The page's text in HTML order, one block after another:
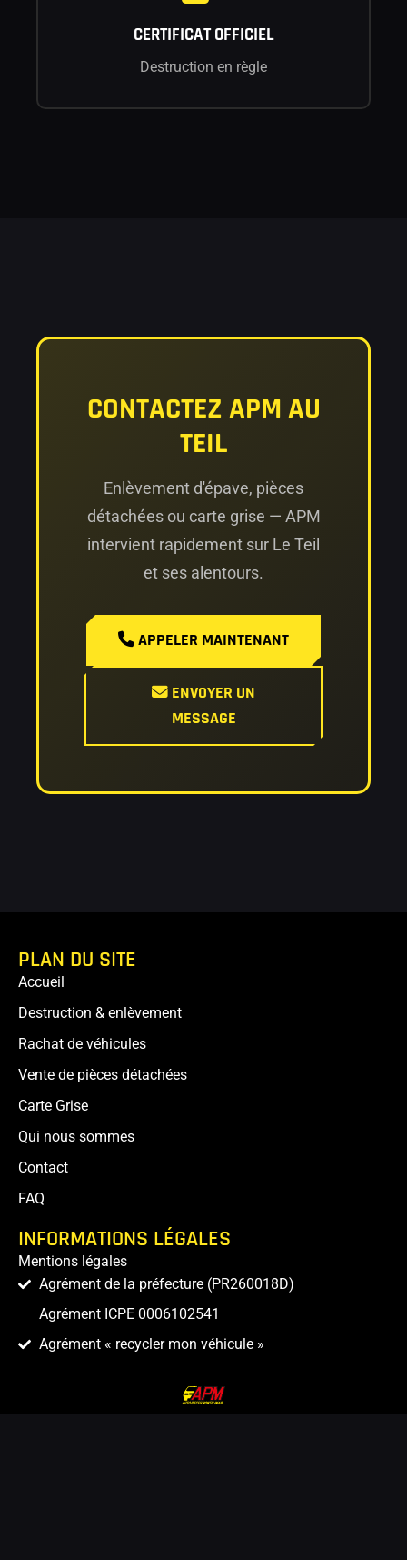
CERTIFICAT OFFICIEL
Destruction en règle
CONTACTEZ APM AU
TEIL
Enlèvement d'épave, pièces
détachées ou carte grise — APM
intervient rapidement sur Le Teil
et ses alentours.
APPELER MAINTENANT
ENVOYER UN
MESSAGE
PLAN DU SITE
Accueil
Destruction & enlèvement
Rachat de véhicules
Vente de pièces détachées
Carte Grise
Qui nous sommes
Contact
FAQ
INFORMATIONS LÉGALES
Mentions légales
Agrément de la préfecture (PR260018D)
Agrément ICPE 0006102541
Agrément « recycler mon véhicule »